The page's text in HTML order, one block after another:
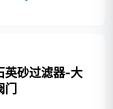
英砂过滤器-大
门